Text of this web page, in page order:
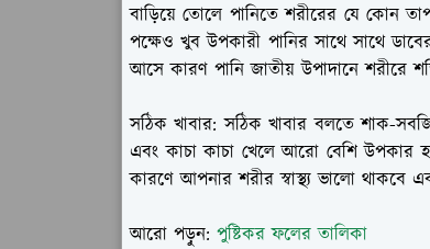
বাড়িয়ে তোলে পানিতে শরীরের যে কোন
পক্ষেও খুব উপকারী পানির সাথে সাথে
আসে কারণ পানি জাতীয় উপাদানে শরীরে
সঠিক খাবার: সঠিক খাবার বলতে শাক-
এবং কাচা কাচা খেলে আরো বেশি উপকার
কারণে আপনার শরীর স্বাস্থ্য ভালো থাকবে
আরো পড়ুন: পুষ্টিকর ফলের তালিকা